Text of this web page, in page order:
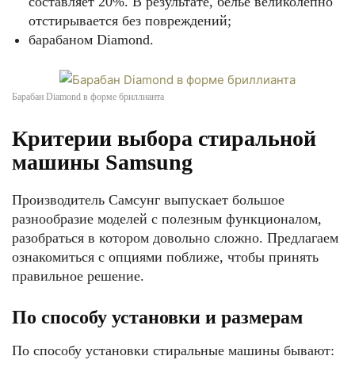
отстирывается без повреждений;
барабаном Diamond.
Барабан Diamond в форме бриллианта
Критерии выбора стиральной
машины Samsung
Производитель Самсунг выпускает большое
разнообразие моделей с полезным функционалом,
разобраться в котором довольно сложно. Предлагаем
ознакомиться с опциями поближе, чтобы принять
правильное решение.
По способу установки и размерам
По способу установки стиральные машины бывают: